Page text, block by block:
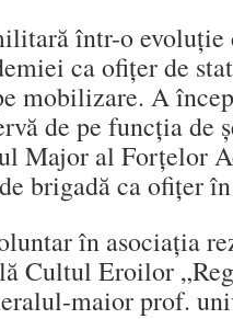
într-o
ca ofiţer de
mobilizare. A
de pe funcţia de
Major al Forţelor
brigadă ca ofiţer
în asociaţia
Cultul Eroilor
maior prof.